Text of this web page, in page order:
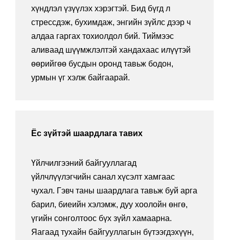
хүндлэл үзүүлэх хэрэгтэй. Бид бүгд л
стрессдэж, бухимдаж, энгийн зүйлс дээр ч
алдаа гаргах тохиолдол бий. Тиймээс
аливаад шүүмжлэлтэй хандахаас илүүтэй
өөрийгөө бусдын оронд тавьж бодон,
урмын үг хэлж байгаарай.
Ёс зүйтэй шаардлага тавих
Үйлчилгээний байгууллагад
үйлчлүүлэгчийн санал хүсэлт хамгаас
чухал. Гэвч таны шаардлага тавьж буй арга
барил, биеийн хэлэмж, дуу хоолойн өнгө,
үгийн сонголтоос бүх зүйл хамаарна.
Яагаад тухайн байгууллагын бүтээгдэхүүн,